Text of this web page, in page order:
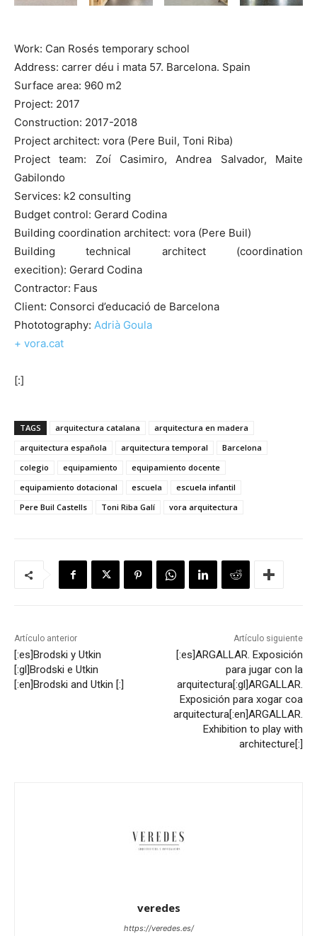
Work: Can Rosés temporary school
Address: carrer déu i mata 57. Barcelona. Spain
Surface area: 960 m2
Project: 2017
Construction: 2017-2018
Project architect: vora (Pere Buil, Toni Riba)
Project team: Zoí Casimiro, Andrea Salvador, Maite
Gabilondo
Services: k2 consulting
Budget control: Gerard Codina
Building coordination architect: vora (Pere Buil)
Building technical architect (coordination
execition): Gerard Codina
Contractor: Faus
Client: Consorci d’educació de Barcelona
Phototography: Adrià Goula
+ vora.cat
[:]
TAGS arquitectura catalana
arquitectura en madera
arquitectura española
arquitectura temporal
Barcelona
colegio
equipamiento
equipamiento docente
equipamiento dotacional
escuela
escuela infantil
Pere Buil Castells
Toni Riba Galí vora arquitectura
Artículo anterior
[:es]Brodski y Utkin
[:gl]Brodski e Utkin
[:en]Brodski and Utkin [:]
Artículo siguiente
[:es]ARGALLAR. Exposición
para jugar con la
arquitectura[:gl]ARGALLAR.
Exposición para xogar coa
arquitectura[:en]ARGALLAR.
Exhibition to play with
architecture[:]
veredes
https://veredes.es/